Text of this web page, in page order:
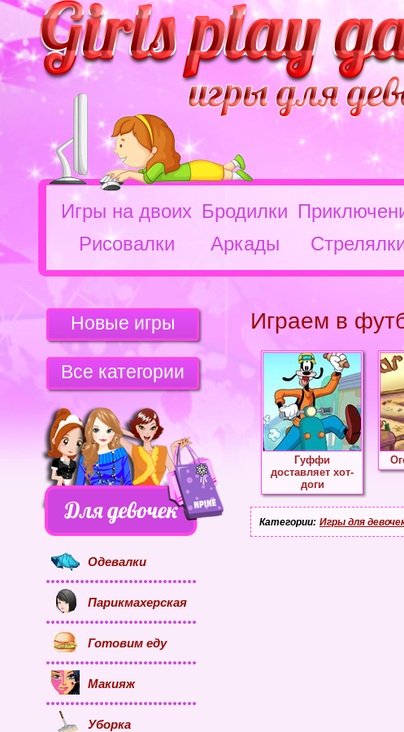
Игры на двоих Бродилки
Рисовалки
Аркады
Играем в
Гуффи
доставляет хот-
доги
Категории: Игры для
Новые игры
Все категории
Одевалки
Парикмахерская
Готовим еду
Макияж
Уборка